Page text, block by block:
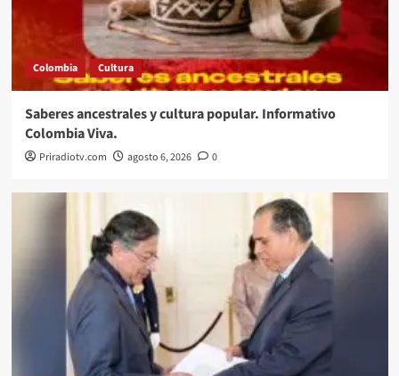
Colombia Cultura
Saberes ancestrales y cultura popular. Informativo
Colombia Viva.
Priradiotv.com agosto 6, 2026 0